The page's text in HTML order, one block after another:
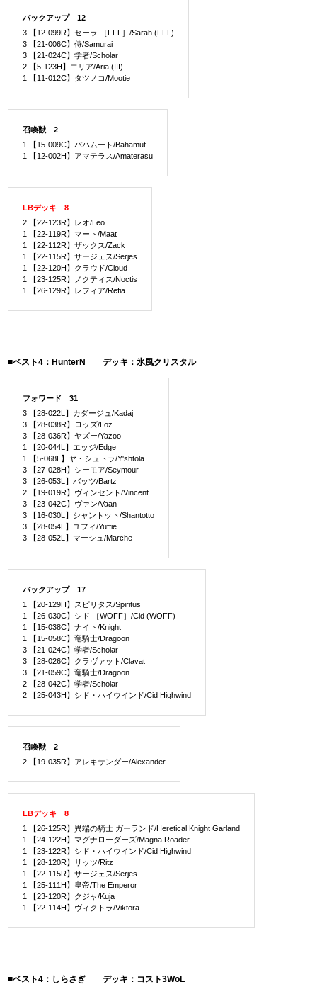
バックアップ 12
3 【12-099R】セーラ ［FFL］/Sarah (FFL)
3 【21-006C】侍/Samurai
3 【21-024C】学者/Scholar
2 【5-123H】エリア/Aria (III)
1 【11-012C】タツノコ/Mootie
召喚獣 2
1 【15-009C】バハムート/Bahamut
1 【12-002H】アマテラス/Amaterasu
LBデッキ 8
2 【22-123R】レオ/Leo
1 【22-119R】マート/Maat
1 【22-112R】ザックス/Zack
1 【22-115R】サージェス/Serjes
1 【22-120H】クラウド/Cloud
1 【23-125R】ノクティス/Noctis
1 【26-129R】レフィア/Refia
■ベスト4：HunterN デッキ：氷風クリスタル
フォワード 31
3 【28-022L】カダージュ/Kadaj
3 【28-038R】ロッズ/Loz
3 【28-036R】ヤズー/Yazoo
1 【20-044L】エッジ/Edge
1 【5-068L】ヤ・シュトラ/Y'shtola
3 【27-028H】シーモア/Seymour
3 【26-053L】バッツ/Bartz
2 【19-019R】ヴィンセント/Vincent
3 【23-042C】ヴァン/Vaan
3 【16-030L】シャントット/Shantotto
3 【28-054L】ユフィ/Yuffie
3 【28-052L】マーシュ/Marche
バックアップ 17
1 【20-129H】スピリタス/Spiritus
1 【26-030C】シド ［WOFF］/Cid (WOFF)
1 【15-038C】ナイト/Knight
1 【15-058C】竜騎士/Dragoon
3 【21-024C】学者/Scholar
3 【28-026C】クラヴァット/Clavat
3 【21-059C】竜騎士/Dragoon
2 【28-042C】学者/Scholar
2 【25-043H】シド・ハイウインド/Cid Highwind
召喚獣 2
2 【19-035R】アレキサンダー/Alexander
LBデッキ 8
1 【26-125R】異端の騎士 ガーランド/Heretical Knight Garland
1 【24-122H】マグナローダーズ/Magna Roader
1 【23-122R】シド・ハイウインド/Cid Highwind
1 【28-120R】リッツ/Ritz
1 【22-115R】サージェス/Serjes
1 【25-111H】皇帝/The Emperor
1 【23-120R】クジャ/Kuja
1 【22-114H】ヴィクトラ/Viktora
■ベスト4：しらさぎ デッキ：コスト3WoL